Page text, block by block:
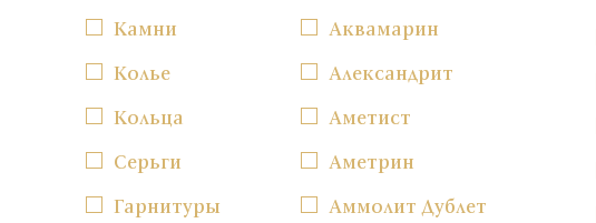
Камни
Колье
Кольца
Серьги
Гарнитуры
Аквамарин
Александрит
Аметист
Аметрин
Аммолит Дублет